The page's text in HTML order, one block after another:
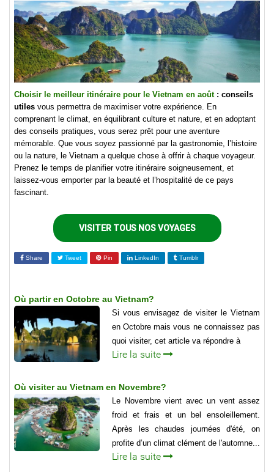
Choisir le meilleur itinéraire pour le Vietnam en août: conseils
utiles vous permettra de maximiser votre expérience. En
comprenant le climat, en équilibrant culture et nature, et en adoptant
des conseils pratiques, vous serez prêt pour une aventure
mémorable. Que vous soyez passionné par la gastronomie, l’histoire
ou la nature, le Vietnam a quelque chose à offrir à chaque voyageur.
Prenez le temps de planifier votre itinéraire soigneusement, et
laissez-vous emporter par la beauté et l’hospitalité de ce pays
fascinant.
VISITER TOUS NOS VOYAGES
Share Tweet Pin LinkedIn Tumblr
Où partir en Octobre au Vietnam?
Si vous envisagez de visiter le Vietnam
en Octobre mais vous ne connaissez pas
quoi visiter, cet article va répondre à
Lire la suite
Où visiter au Vietnam en Novembre?
Le Novembre vient avec un vent assez
froid et frais et un bel ensoleillement.
Après les chaudes journées d'été, on
profite d’un climat clément de l'automne...
Lire la suite